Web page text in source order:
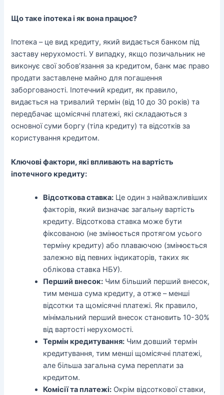
Що таке іпотека і як вона працює?
Іпотека – це вид кредиту, який видається банком під
заставу нерухомості. У випадку, якщо позичальник не
виконує свої зобов’язання за кредитом, банк має право
продати заставлене майно для погашення
заборгованості. Іпотечний кредит, як правило,
видається на тривалий термін (від 10 до 30 років) та
передбачає щомісячні платежі, які складаються з
основної суми боргу (тіла кредиту) та відсотків за
користування кредитом.
Ключові фактори, які впливають на вартість
іпотечного кредиту:
Відсоткова ставка: Це один з найважливіших
факторів, який визначає загальну вартість
кредиту. Відсоткова ставка може бути
фіксованою (не змінюється протягом усього
терміну кредиту) або плаваючою (змінюється
залежно від певних індикаторів, таких як
облікова ставка НБУ).
Перший внесок: Чим більший перший внесок,
тим менша сума кредиту, а отже – менші
відсотки та щомісячні платежі. Як правило,
мінімальний перший внесок становить 10-30%
від вартості нерухомості.
Термін кредитування: Чим довший термін
кредитування, тим менші щомісячні платежі,
але більша загальна сума переплати за
кредитом.
Комісії та платежі: Окрім відсоткової ставки,